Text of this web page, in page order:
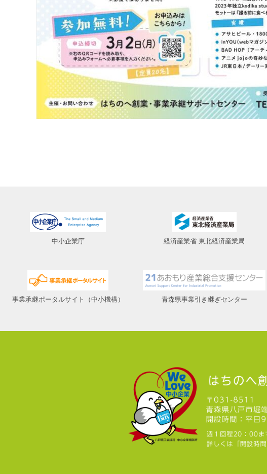
中小企業庁 経済産業省 東北経済産業局
事業承継ポータルサイト（中小機構） 青森県事業引き継ぎセンター